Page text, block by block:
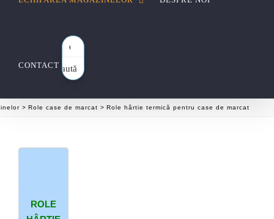
CONTACTCaută
Role case de marcat Role hârtie termică pentru case de marcat
ROLE